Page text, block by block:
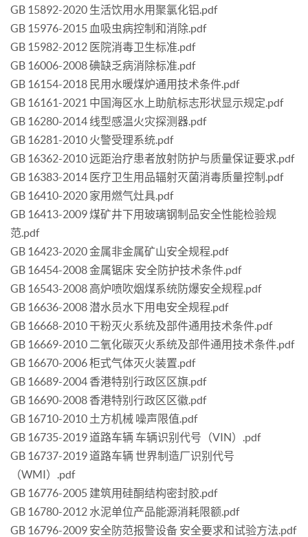
GB 15892-2020 生活饮用水用聚氯化铝.pdf
GB 15976-2015 血吸虫病控制和消除.pdf
GB 15982-2012 医院消毒卫生标准.pdf
GB 16006-2008 碘缺乏病消除标准.pdf
GB 16154-2018 民用水暖煤炉通用技术条件.pdf
GB 16161-2021 中国海区水上助航标志形状显示规定.pdf
GB 16280-2014 线型感温火灾探测器.pdf
GB 16281-2010 火警受理系统.pdf
GB 16362-2010 远距治疗患者放射防护与质量保证要求.pdf
GB 16383-2014 医疗卫生用品辐射灭菌消毒质量控制.pdf
GB 16410-2020 家用燃气灶具.pdf
GB 16413-2009 煤矿井下用玻璃钢制品安全性能检验规
范.pdf
GB 16423-2020 金属非金属矿山安全规程.pdf
GB 16454-2008 金属锯床 安全防护技术条件.pdf
GB 16543-2008 高炉喷吹烟煤系统防爆安全规程.pdf
GB 16636-2008 潜水员水下用电安全规程.pdf
GB 16668-2010 干粉灭火系统及部件通用技术条件.pdf
GB 16669-2010 二氧化碳灭火系统及部件通用技术条件.pdf
GB 16670-2006 柜式气体灭火装置.pdf
GB 16689-2004 香港特别行政区区旗.pdf
GB 16690-2008 香港特别行政区区徽.pdf
GB 16710-2010 土方机械 噪声限值.pdf
GB 16735-2019 道路车辆 车辆识别代号（VIN）.pdf
GB 16737-2019 道路车辆 世界制造厂识别代号
（WMI）.pdf
GB 16776-2005 建筑用硅酮结构密封胶.pdf
GB 16780-2012 水泥单位产品能源消耗限额.pdf
GB 16796-2009 安全防范报警设备 安全要求和试验方法.pdf